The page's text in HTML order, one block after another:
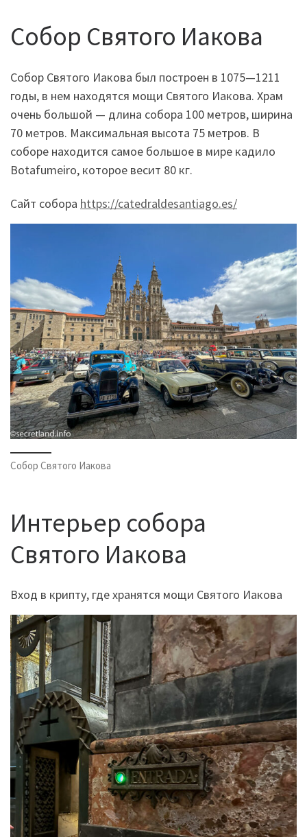
Собор Святого Иакова
Собор Святого Иакова был построен в 1075—1211
годы, в нем находятся мощи Святого Иакова. Храм
очень большой — длина собора 100 метров, ширина
70 метров. Максимальная высота 75 метров. В
соборе находится самое большое в мире кадило
Botafumeiro, которое весит 80 кг.
Сайт собора https://catedraldesantiago.es/
Собор Святого Иакова
Интерьер собора
Святого Иакова
Вход в крипту, где хранятся мощи Святого Иакова